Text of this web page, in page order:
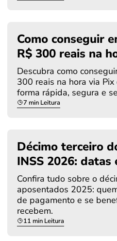
Como conseguir
R$ 300 reais na
Descubra como
300 reais na hora via
forma rápida, segura e
7 min Leitura
Décimo terceiro
INSS 2026: datas
Confira tudo sobre o
aposentados 2025:
de pagamento e se
recebem.
11 min Leitura